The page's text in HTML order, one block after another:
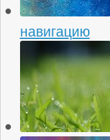
навигацию